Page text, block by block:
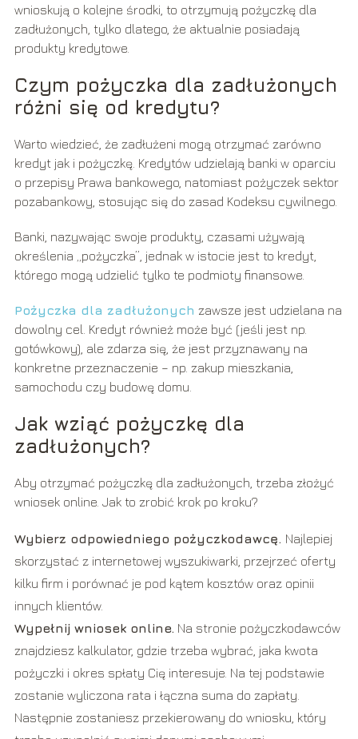
wnioskują o kolejne środki, to otrzymują pożyczkę dla
zadłużonych, tylko dlatego, że aktualnie posiadają
produkty kredytowe.
Czym pożyczka dla zadłużonych
różni się od kredytu?
Warto wiedzieć, że zadłużeni mogą otrzymać zarówno
kredyt jak i pożyczkę. Kredytów udzielają banki w oparciu
o przepisy Prawa bankowego, natomiast pożyczek sektor
pozabankowy, stosując się do zasad Kodeksu cywilnego.
Banki, nazywając swoje produkty, czasami używają
określenia „pożyczka”, jednak w istocie jest to kredyt,
którego mogą udzielić tylko te podmioty finansowe.
Pożyczka dla zadłużonych zawsze jest udzielana na
dowolny cel. Kredyt również może być (jeśli jest np.
gotówkowy), ale zdarza się, że jest przyznawany na
konkretne przeznaczenie – np. zakup mieszkania,
samochodu czy budowę domu.
Jak wziąć pożyczkę dla
zadłużonych?
Aby otrzymać pożyczkę dla zadłużonych, trzeba złożyć
wniosek online. Jak to zrobić krok po kroku?
Wybierz odpowiedniego pożyczkodawcę. Najlepiej
skorzystać z internetowej wyszukiwarki, przejrzeć oferty
kilku firm i porównać je pod kątem kosztów oraz opinii
innych klientów.
Wypełnij wniosek online. Na stronie pożyczkodawców
znajdziesz kalkulator, gdzie trzeba wybrać, jaka kwota
pożyczki i okres spłaty Cię interesuje. Na tej podstawie
zostanie wyliczona rata i łączna suma do zapłaty.
Następnie zostaniesz przekierowany do wniosku, który